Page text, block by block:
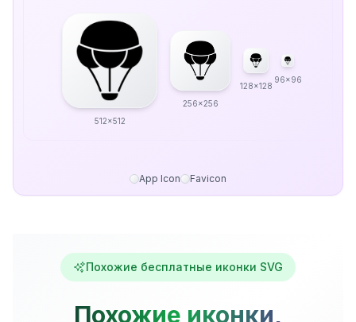
512x512
256x256
128x128
96x96
App Icon Favicon
Похожие бесплатные иконки SVG
Похожие иконки,